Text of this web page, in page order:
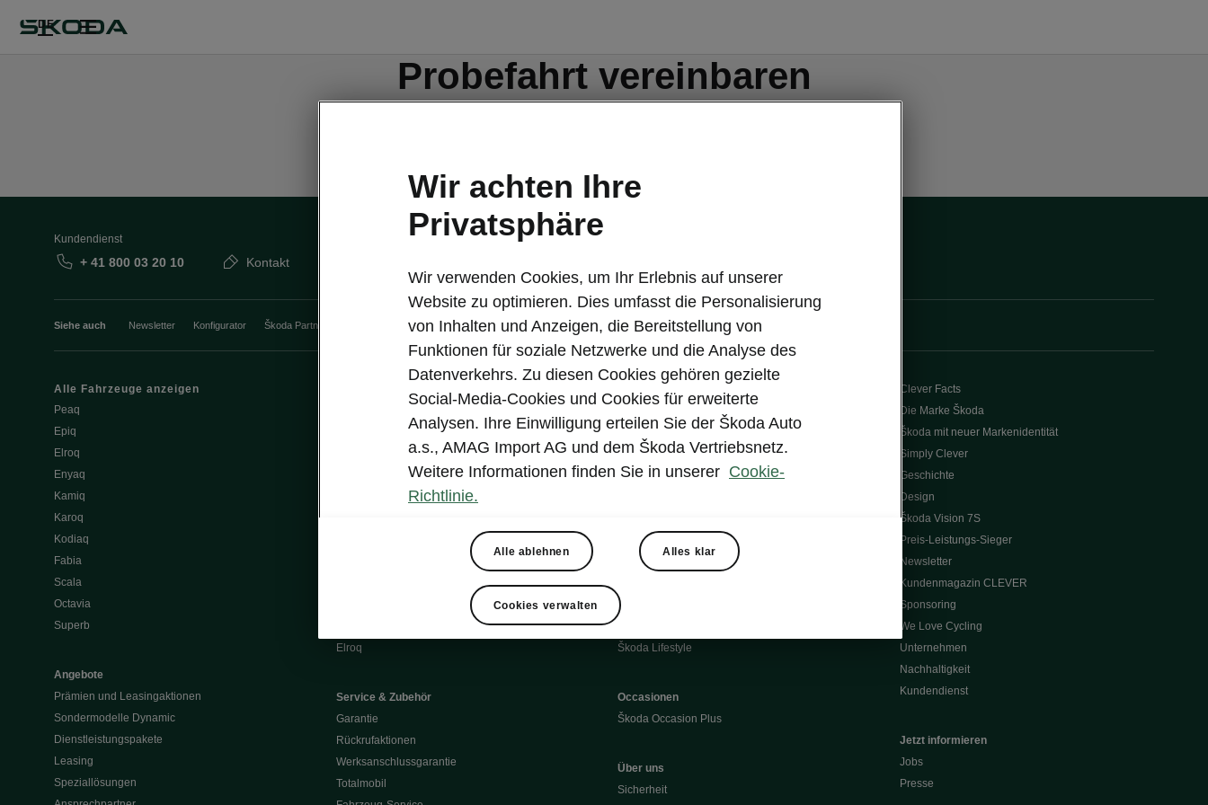
DE
Probefahrt vereinbaren
Kundendienst
+ 41 800 03 20 10 Kontakt
Siehe auch Newsletter Konfigurator Škoda Partner
Alle Fahrzeuge anzeigen
Peaq
Epiq
Elroq
Enyaq
Kamiq
Karoq
Kodiaq
Fabia
Scala
Octavia
Superb
Angebote
Prämien und Leasingaktionen
Sondermodelle Dynamic
Dienstleistungspakete
Leasing
Speziallösungen
E-Fahrzeug Service & Wartungen
Batterie und Sicherheit
Software Update
ME3.7 Software Update
Elroq
Service & Zubehör
Garantie
Rückrufaktionen
Werksanschlussgarantie
Totalmobil
Service Cam
Infotainment Apps
MyŠkoda App
Original Zubehör-Kataloge
Winterräder
Komfort & Ausstattung
Škoda Lifestyle
Occasionen
Škoda Occasion Plus
Über uns
Sicherheit
Clever Facts
Die Marke Škoda
Škoda mit neuer Markenidentität
Simply Clever
Geschichte
Design
Škoda Vision 7S
Preis-Leistungs-Sieger
Newsletter
Kundenmagazin CLEVER
Sponsoring
We Love Cycling
Unternehmen
Nachhaltigkeit
Kundendienst
Jetzt informieren
Jobs
Presse
Wir achten Ihre
Privatsphäre
Wir verwenden Cookies, um Ihr Erlebnis auf unserer
Website zu optimieren. Dies umfasst die Personalisierung
von Inhalten und Anzeigen, die Bereitstellung von
Funktionen für soziale Netzwerke und die Analyse des
Datenverkehrs. Zu diesen Cookies gehören gezielte
Social-Media-Cookies und Cookies für erweiterte
Analysen. Ihre Einwilligung erteilen Sie der Škoda Auto
a.s., AMAG Import AG und dem Škoda Vertriebsnetz.
Weitere Informationen finden Sie in unserer Cookie-
Richtlinie.
Alle ablehnen Alles klar
Cookies verwalten